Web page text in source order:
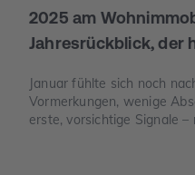
2025 am
Jahresrückblick, der
Januar fühlte sich noch
Vormerkungen, wenige
erste, vorsichtige Signale